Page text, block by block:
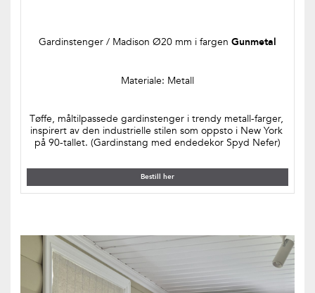
Gardinstenger / Madison Ø20 mm i fargen Gunmetal
Materiale: Metall
Tøffe, måltilpassede gardinstenger i trendy metall-farger,
inspirert av den industrielle stilen som oppsto i New York
på 90-tallet. (Gardinstang med endedekor Spyd Nefer)
Bestill her